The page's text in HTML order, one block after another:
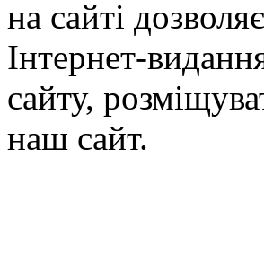
на сайті
Інтернет-
сайту,
наш сайт.